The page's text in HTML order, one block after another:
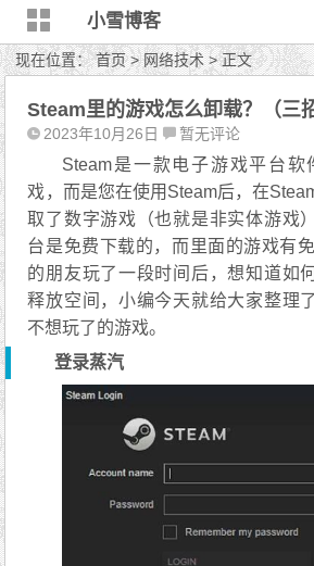
小雪博客
现在位置：首页>网络技术> 正文
Steam里的游戏怎么卸载？（三
2023年10月26日 暂无评论
Steam是一款电子游戏平台软
戏，而是您在使用Steam后，在
取了数字游戏（也就是非实体游戏
台是免费下载的，而里面的游戏有
的朋友玩了一段时间后，想知道如
释放空间，小编今天就给大家整理
不想玩了的游戏。
登录蒸汽